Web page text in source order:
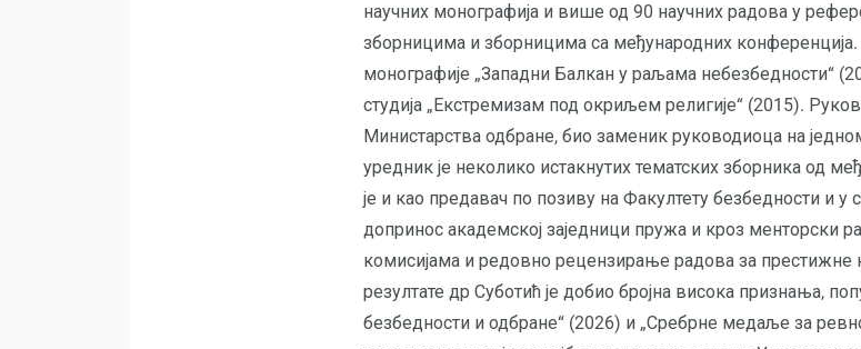
научних монографија и више од 90 научних радова у
зборницима и зборницима са међународних
монографије „Западни Балкан у раљама небезбедности“
студија „Екстремизам под окриљем религије“ (2015).
Министарства одбране, био заменик руководиоца на
уредник је неколико истакнутих тематских зборника од
је и као предавач по позиву на Факултету безбедности и
допринос академској заједници пружа и кроз менторски
комисијама и редовно рецензирање радова за престижне
резултате др Суботић је добио бројна висока признања,
безбедности и одбране“ (2026) и „Сребрне медаље за